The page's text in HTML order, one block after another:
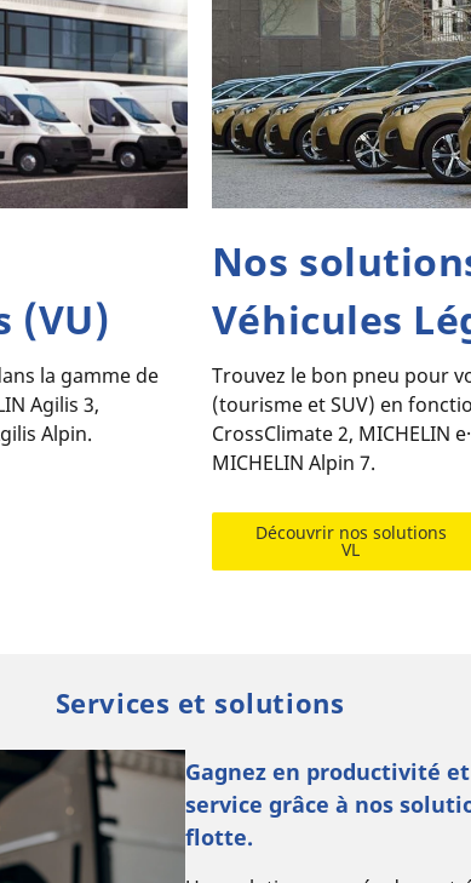
(VU)
la gamme de
Agilis 3,
Alpin.
Nos
Véhicules
Trouvez le bon pneu pour
(tourisme et SUV) en
CrossClimate 2, MICHELIN
MICHELIN Alpin 7.
Découvrir nos solutions
VL
Services et solutions
Watèa by Michelin, votre
électrification de flotte
Les gestionnaires de flottes